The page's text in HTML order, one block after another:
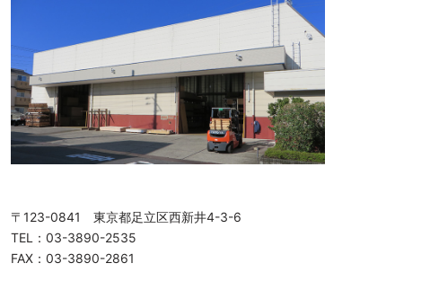
〒123-0841 東京都足立区西新井4-3-6
TEL：03-3890-2535
FAX：03-3890-2861